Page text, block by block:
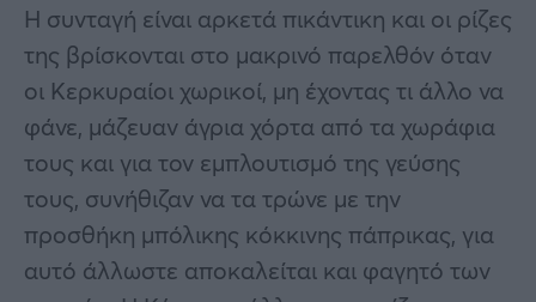
Η συνταγή είναι αρκετά πικάντικη και οι ρίζες
της βρίσκονται στο μακρινό παρελθόν όταν
οι Κερκυραίοι χωρικοί, μη έχοντας τι άλλο να
φάνε, μάζευαν άγρια χόρτα από τα χωράφια
τους και για τον εμπλουτισμό της γεύσης
τους, συνήθιζαν να τα τρώνε με την
προσθήκη μπόλικης κόκκινης πάπρικας, για
αυτό άλλωστε αποκαλείται και φαγητό των